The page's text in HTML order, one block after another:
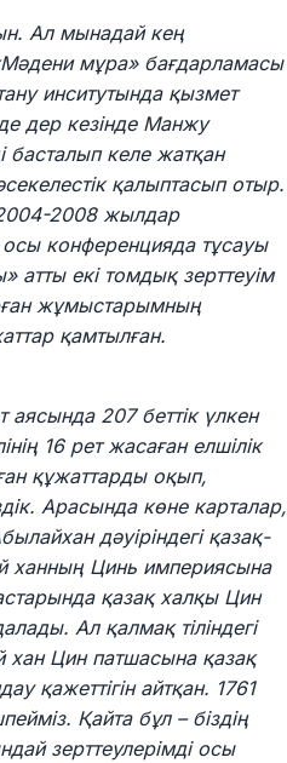
Ал мынадай кең
мұра» бағдарламасы
инситутында қызмет
дер кезінде Манжу
басталып келе жатқан
қалыптасып отыр.
2008 жылдар
конференцияда тұсауы
атты екі томдық зерттеуім
жұмыстарымның
қамтылған.
аясында 207 беттік үлкен
16 рет жасаған елшілік
құжаттарды оқып,
Арасында көне карталар,
дәуіріндегі қазақ-
ханның Цинь империясына
қазақ халқы Цин
Ал қалмақ тіліндегі
Цин патшасына қазақ
қажеттігін айтқан. 1761
Қайта бұл – біздің
зерттеулерімді осы